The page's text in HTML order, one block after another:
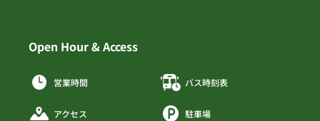
Open Hour & Access
営業時間
アクセス
バス時刻表
駐車場